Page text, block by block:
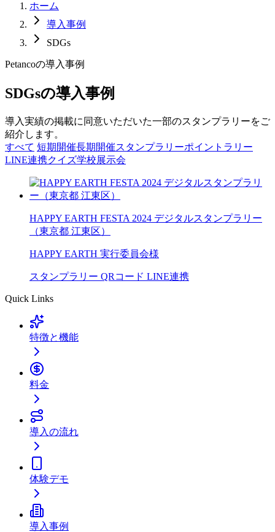
ホーム
導入事例
SDGs
Petancoの導入事例
SDGsの導入事例
導入実績の掲載に同意いただいた一部のスタンプラリーをご
紹介します。
すべて 短期開催長期開催スタンプラリーポイントラリー
LINE連携クイズ学校展示会
HAPPY EARTH FESTA 2024 デジタルスタンプラリー
（東京都 江東区）
HAPPY EARTH 実行委員会様
スタンプラリー QRコード LINE連携
Quick Links
特徴と機能
料金
導入の流れ
体験デモ
導入事例